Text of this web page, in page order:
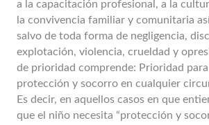
a la capacitación profesional, a la
la convivencia familiar y comunitaria
salvo de toda forma de negligencia,
explotación, violencia, crueldad y
de prioridad comprende: Prioridad
protección y socorro en cualquier
Es decir, en aquellos casos en que
que el niño necesita “protección y